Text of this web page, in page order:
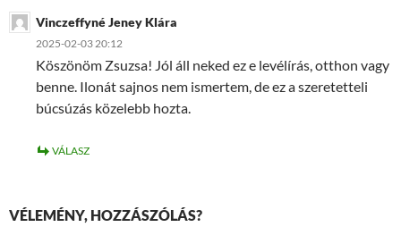
Vinczeffyné Jeney Klára
2025-02-03 20:12
Köszönöm Zsuzsa! Jól áll neked ez e levélírás, otthon vagy
benne. Ilonát sajnos nem ismertem, de ez a szeretetteli
búcsúzás közelebb hozta.
VÁLASZ
VÉLEMÉNY, HOZZÁSZÓLÁS?